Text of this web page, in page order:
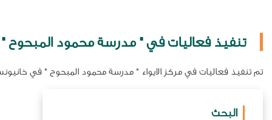
تنفيذ فعاليات في " مدرسة محمود المبحوح " في خانيونس
تم تنفيذ فعاليات في مركز الايواء " مدرسة محمود المبحوح " في
البحث